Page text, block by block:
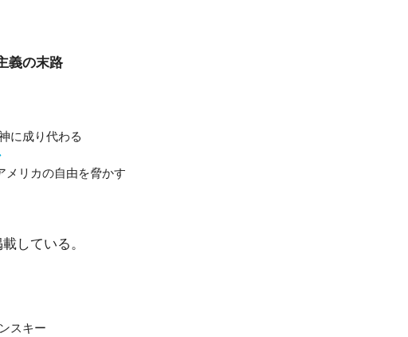
義の末路
に成り代わる
メリカの自由を脅かす
している。
スキー